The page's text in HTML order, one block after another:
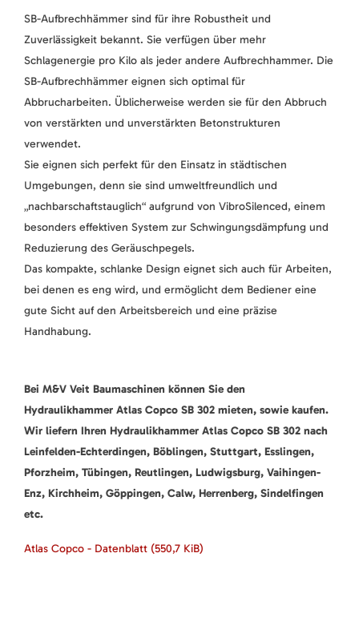
SB-Aufbrechhämmer sind für ihre Robustheit und
Zuverlässigkeit bekannt. Sie verfügen über mehr
Schlagenergie pro Kilo als jeder andere Aufbrechhammer. Die
SB-Aufbrechhämmer eignen sich optimal für
Abbrucharbeiten. Üblicherweise werden sie für den Abbruch
von verstärkten und unverstärkten Betonstrukturen
verwendet.
Sie eignen sich perfekt für den Einsatz in städtischen
Umgebungen, denn sie sind umweltfreundlich und
„nachbarschaftstauglich“ aufgrund von VibroSilenced, einem
besonders effektiven System zur Schwingungsdämpfung und
Reduzierung des Geräuschpegels.
Das kompakte, schlanke Design eignet sich auch für Arbeiten,
bei denen es eng wird, und ermöglicht dem Bediener eine
gute Sicht auf den Arbeitsbereich und eine präzise
Handhabung.
Bei M&V Veit Baumaschinen können Sie den
Hydraulikhammer Atlas Copco SB 302 mieten, sowie kaufen.
Wir liefern Ihren Hydraulikhammer Atlas Copco SB 302 nach
Leinfelden-Echterdingen, Böblingen, Stuttgart, Esslingen,
Pforzheim, Tübingen, Reutlingen, Ludwigsburg, Vaihingen-
Enz, Kirchheim, Göppingen, Calw, Herrenberg, Sindelfingen
etc.
Atlas Copco - Datenblatt (550,7 KiB)